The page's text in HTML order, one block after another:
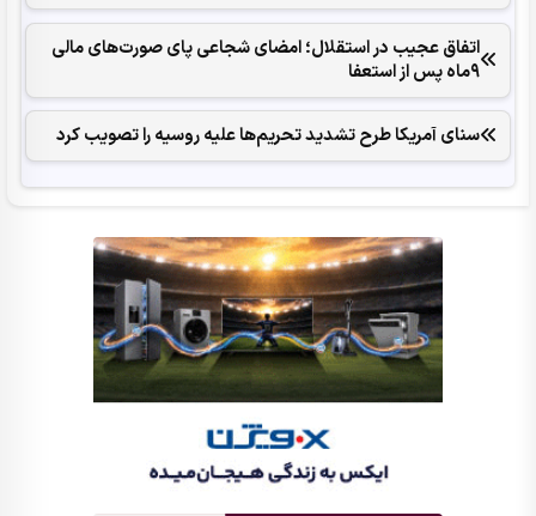
اتفاق عجیب در استقلال؛ امضای شجاعی پای صورت‌های مالی
٩ماه پس از استعفا
سنای آمریکا طرح تشدید تحریم‌ها علیه روسیه را تصویب کرد